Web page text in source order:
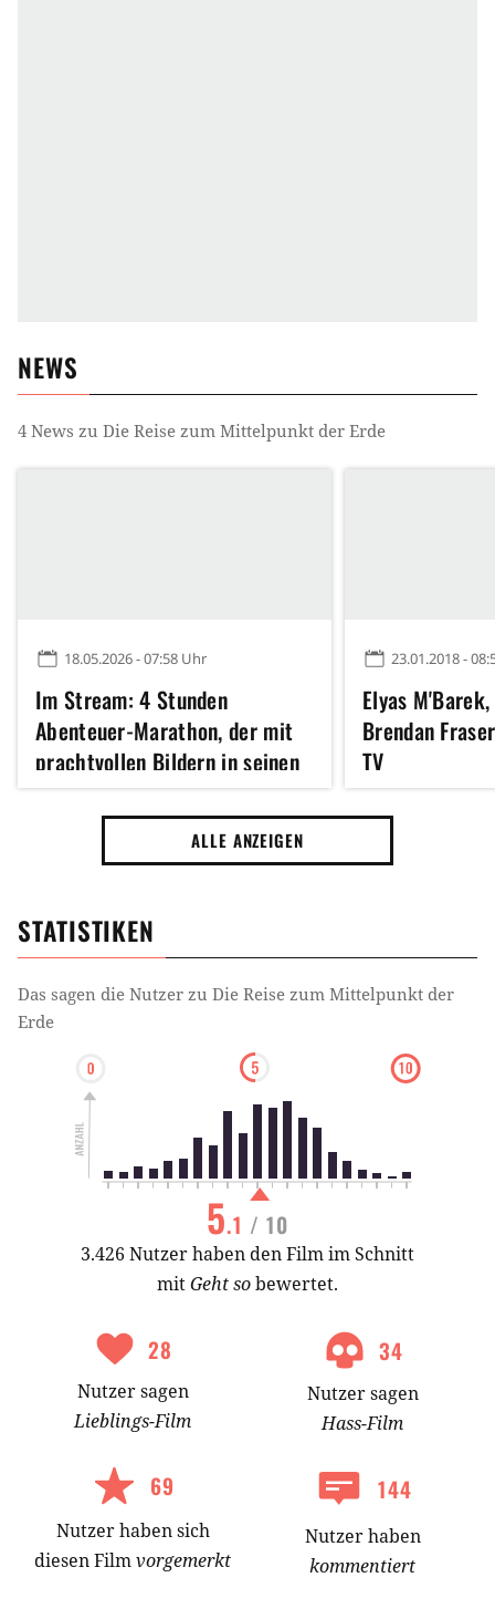
NEWS
4 News zu Die Reise zum Mittelpunkt der Erde
18.05.2026 - 07:58 Uhr
Im Stream: 4 Stunden
Abenteuer-Marathon, der mit
prachtvollen Bildern in seinen
Bann zieht
23.01.2018 -
Elyas
Brendan
TV
ALLE ANZEIGEN
STATISTIKEN
Das sagen die Nutzer zu Die Reise zum Mittelpunkt der
Erde
5.1 / 10
3.426 Nutzer haben den Film im Schnitt
mitGeht sobewertet.
28
Nutzersagen
Lieblings-Film
34
Nutzersagen
Hass-Film
69
Nutzerhabensich
diesen Filmvorgemerkt
144
Nutzer haben
kommentiert